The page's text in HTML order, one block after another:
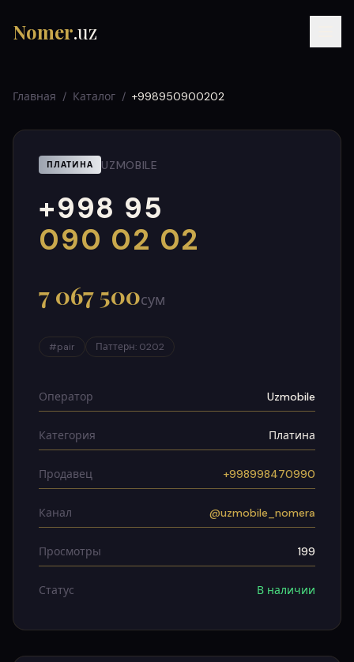
Nomer.uz
UZ УЗ
Главная / Каталог / +998950900202
ПЛАТИНА UZMOBILE
+998 95
090 02 02
000
999
7 067 500сум
#pair Паттерн: 0202
Оператор Uzmobile
Категория Платина
Продавец +998998470990
Канал @uzmobile_nomera
Просмотры 199
Статус В наличии